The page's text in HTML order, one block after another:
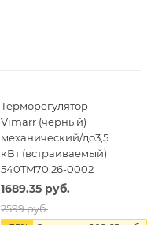
Терморегулятор
Vimarr (черный)
механический/до3,5
кВт (встраиваемый)
540TM70.26-0002
1689.35 руб.
2599руб.